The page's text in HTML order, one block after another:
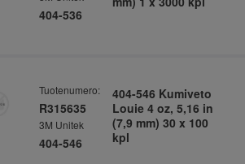
404-536
Tuotenumero:
R315635
3M Unitek
404-546
404-546 Kumiveto
Louie 4 oz, 5,16 in
(7,9 mm) 30 x 100
kpl